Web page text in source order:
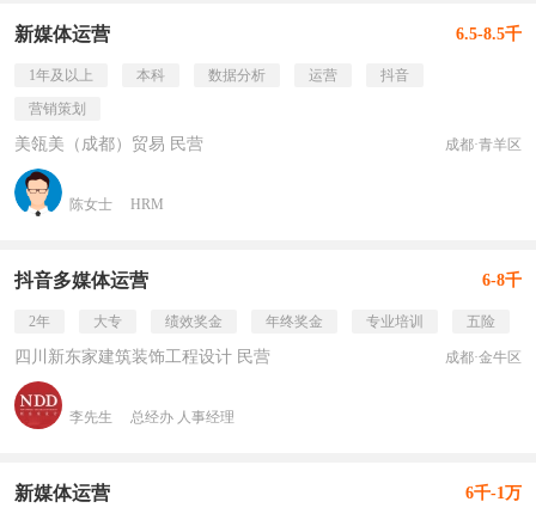
新媒体运营 6.5-8.5千
1年及以上 本科 数据分析 运营
抖音
营销策划
美瓴美（成都）贸易 民营 成都·青羊区
陈女士 HRM
抖音多媒体运营 6-8千
2年 大专 绩效奖金 年终奖金 专业培训 五险
四川新东家建筑装饰工程设计 民营 成都·金牛区
李先生 总经办 人事经理
新媒体运营 6千-1万